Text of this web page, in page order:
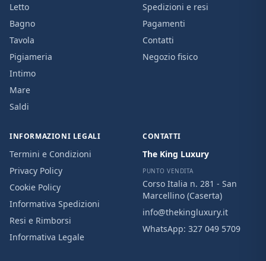
Letto
Bagno
Tavola
Pigiameria
Intimo
Mare
Saldi
Spedizioni e resi
Pagamenti
Contatti
Negozio fisico
INFORMAZIONI LEGALI
Termini e Condizioni
Privacy Policy
Cookie Policy
Informativa Spedizioni
Resi e Rimborsi
Informativa Legale
CONTATTI
The King Luxury
PUNTO VENDITA
Corso Italia n. 281 - San
Marcellino (Caserta)
info@thekingluxury.it
WhatsApp: 327 049 5709